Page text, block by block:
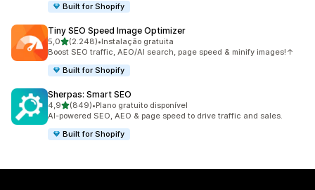
Built for Shopify
Tiny SEO Speed Image Optimizer
5,0de 5 estrelas
(2.248)
2248 total de avaliações
•Instalação gratuita
Boost SEO traffic, AEO/AI search, page speed & minify images!↑
Built for Shopify
Sherpas: Smart SEO
4,9de 5 estrelas
(849)
849 total de avaliações
•Plano gratuito disponível
AI-powered SEO, AEO & page speed to drive traffic and sales.
Built for Shopify